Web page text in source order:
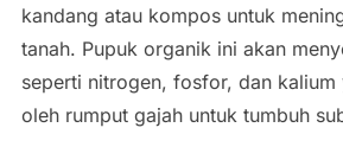
kandang atau kompos untuk
tanah. Pupuk organik ini akan
seperti nitrogen, fosfor, dan kalium
oleh rumput gajah untuk tumbuh